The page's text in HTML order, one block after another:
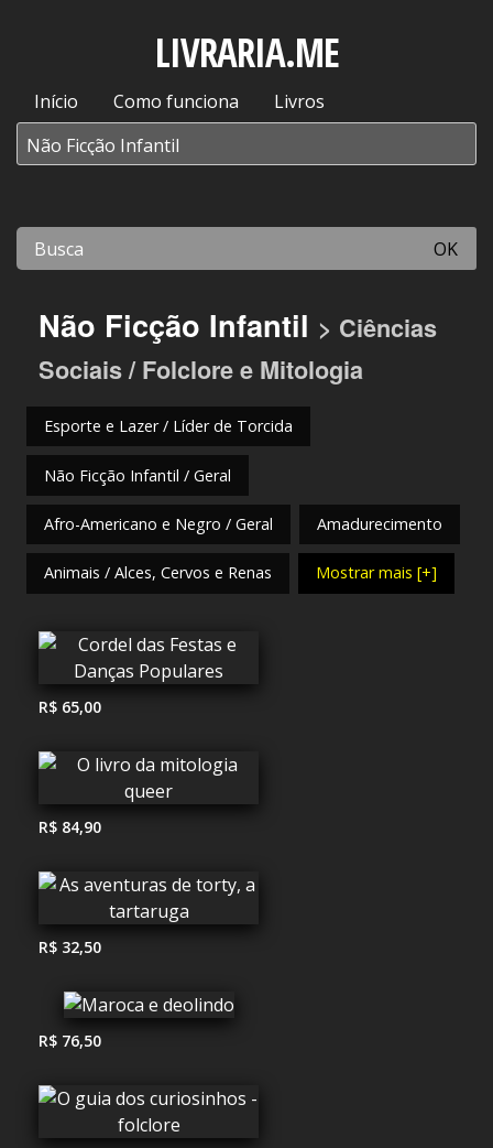
LIVRARIA.ME
Início Como funciona Livros
OK
Não Ficção Infantil > Ciências
Sociais / Folclore e Mitologia
Esporte e Lazer / Líder de Torcida
Não Ficção Infantil / Geral
Afro-Americano e Negro / Geral Amadurecimento
Animais / Alces, Cervos e Renas Mostrar mais [+]
R$ 65,00
R$ 84,90
R$ 32,50
R$ 76,50